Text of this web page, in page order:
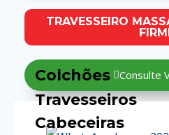
TRAVESSEIRO
Consulte
Colchões
Travesseiros
Cabeceiras